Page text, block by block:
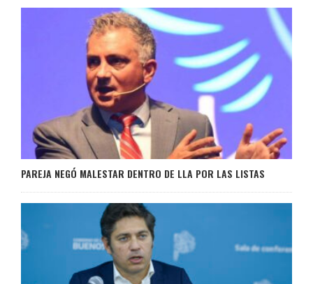
PAREJA NEGÓ MALESTAR DENTRO DE LLA POR LAS LISTAS